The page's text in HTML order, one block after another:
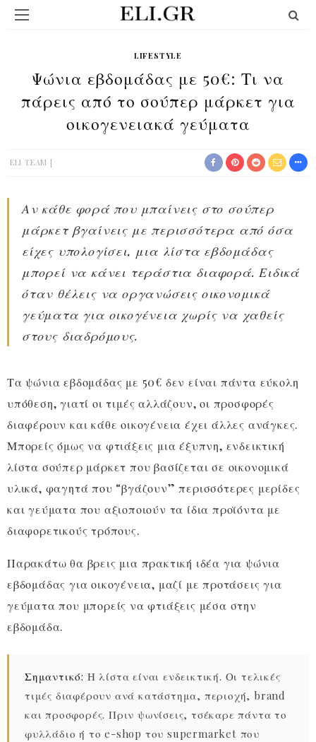
LIFESTYLE
Ψώνια εβδομάδας με 50€: Τι να
πάρεις από το σούπερ μάρκετ για
οικογενειακά γεύματα
ELI TEAM
Αν κάθε φορά που μπαίνεις στο σούπερ
μάρκετ βγαίνεις με περισσότερα από όσα
είχες υπολογίσει, μια λίστα εβδομάδας
μπορεί να κάνει τεράστια διαφορά. Ειδικά
όταν θέλεις να οργανώσεις οικονομικά
γεύματα για οικογένεια χωρίς να χαθείς
στους διαδρόμους.
Τα ψώνια εβδομάδας με 50€ δεν είναι πάντα εύκολη
υπόθεση, γιατί οι τιμές αλλάζουν, οι προσφορές
διαφέρουν και κάθε οικογένεια έχει άλλες ανάγκες.
Μπορείς όμως να φτιάξεις μια έξυπνη, ενδεικτική
λίστα σούπερ μάρκετ που βασίζεται σε οικονομικά
υλικά, φαγητά που “βγάζουν” περισσότερες μερίδες
και γεύματα που αξιοποιούν τα ίδια προϊόντα με
διαφορετικούς τρόπους.
Παρακάτω θα βρεις μια πρακτική ιδέα για ψώνια
εβδομάδας για οικογένεια, μαζί με προτάσεις για
γεύματα που μπορείς να φτιάξεις μέσα στην
εβδομάδα.
Σημαντικό: Η λίστα είναι ενδεικτική. Οι τελικές
τιμές διαφέρουν ανά κατάστημα, περιοχή, brand
και προσφορές. Πριν ψωνίσεις, τσέκαρε πάντα το
φυλλάδιο ή το e-shop του supermarket που